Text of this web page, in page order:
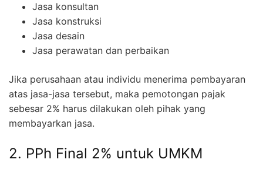
Jasa konsultan
Jasa konstruksi
Jasa desain
Jasa perawatan dan perbaikan
Jika perusahaan atau individu menerima pembayaran
atas jasa-jasa tersebut, maka pemotongan pajak
sebesar 2% harus dilakukan oleh pihak yang
membayarkan jasa.
2. PPh Final 2% untuk UMKM